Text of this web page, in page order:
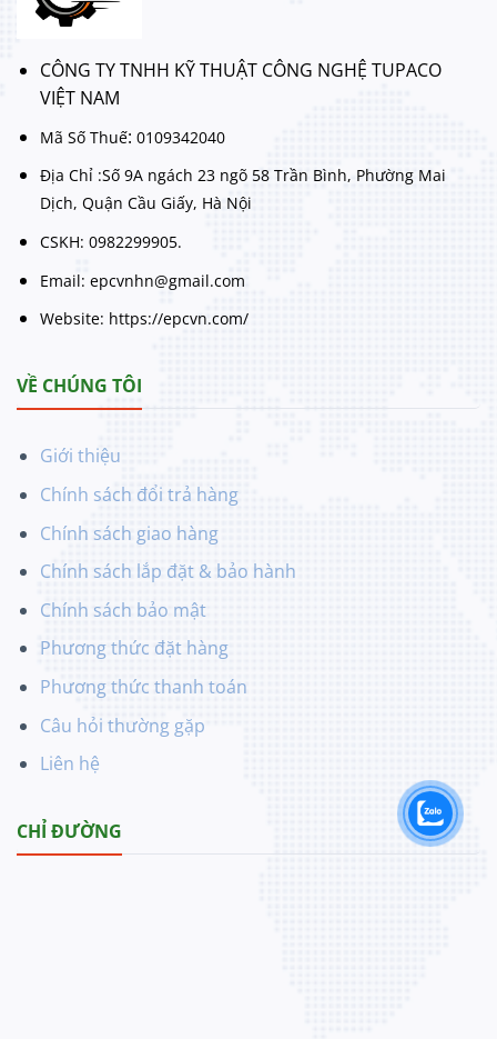
CÔNG TY TNHH KỸ THUẬT CÔNG NGHỆ TUPACO
VIỆT NAM
Mã Số Thuế: 0109342040
Địa Chỉ :Số 9A ngách 23 ngõ 58 Trần Bình, Phường Mai
Dịch, Quận Cầu Giấy, Hà Nội
CSKH: 0982299905.
Email: epcvnhn@gmail.com
Website: https://epcvn.com/
VỀ CHÚNG TÔI
Giới thiệu
Chính sách đổi trả hàng
Chính sách giao hàng
Chính sách lắp đặt & bảo hành
Chính sách bảo mật
Phương thức đặt hàng
Phương thức thanh toán
Câu hỏi thường gặp
Liên hệ
CHỈ ĐƯỜNG